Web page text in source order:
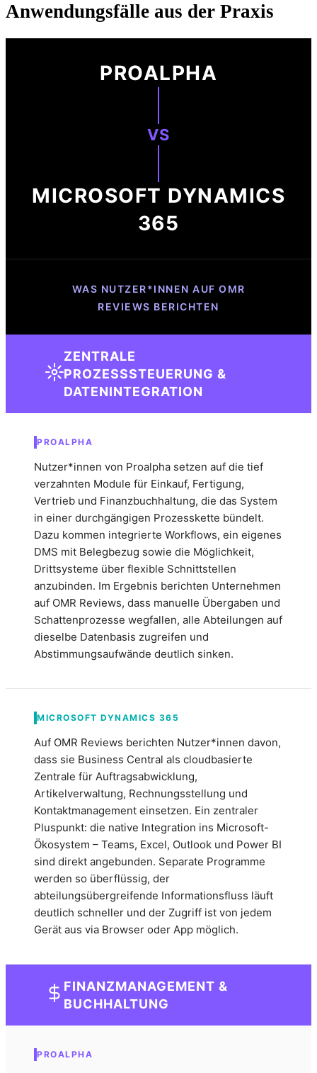
Anwendungsfälle aus der Praxis
PROALPHA
VS
MICROSOFT DYNAMICS
365
WAS NUTZER*INNEN AUF OMR
REVIEWS BERICHTEN
ZENTRALE
PROZESSSTEUERUNG &
DATENINTEGRATION
PROALPHA
Nutzer*innen von Proalpha setzen auf die tief
verzahnten Module für Einkauf, Fertigung,
Vertrieb und Finanzbuchhaltung, die das System
in einer durchgängigen Prozesskette bündelt.
Dazu kommen integrierte Workflows, ein eigenes
DMS mit Belegbezug sowie die Möglichkeit,
Drittsysteme über flexible Schnittstellen
anzubinden. Im Ergebnis berichten Unternehmen
auf OMR Reviews, dass manuelle Übergaben und
Schattenprozesse wegfallen, alle Abteilungen auf
dieselbe Datenbasis zugreifen und
Abstimmungsaufwände deutlich sinken.
MICROSOFT DYNAMICS 365
Auf OMR Reviews berichten Nutzer*innen davon,
dass sie Business Central als cloudbasierte
Zentrale für Auftragsabwicklung,
Artikelverwaltung, Rechnungsstellung und
Kontaktmanagement einsetzen. Ein zentraler
Pluspunkt: die native Integration ins Microsoft-
Ökosystem – Teams, Excel, Outlook und Power BI
sind direkt angebunden. Separate Programme
werden so überflüssig, der
abteilungsübergreifende Informationsfluss läuft
deutlich schneller und der Zugriff ist von jedem
Gerät aus via Browser oder App möglich.
FINANZMANAGEMENT &
BUCHHALTUNG
PROALPHA